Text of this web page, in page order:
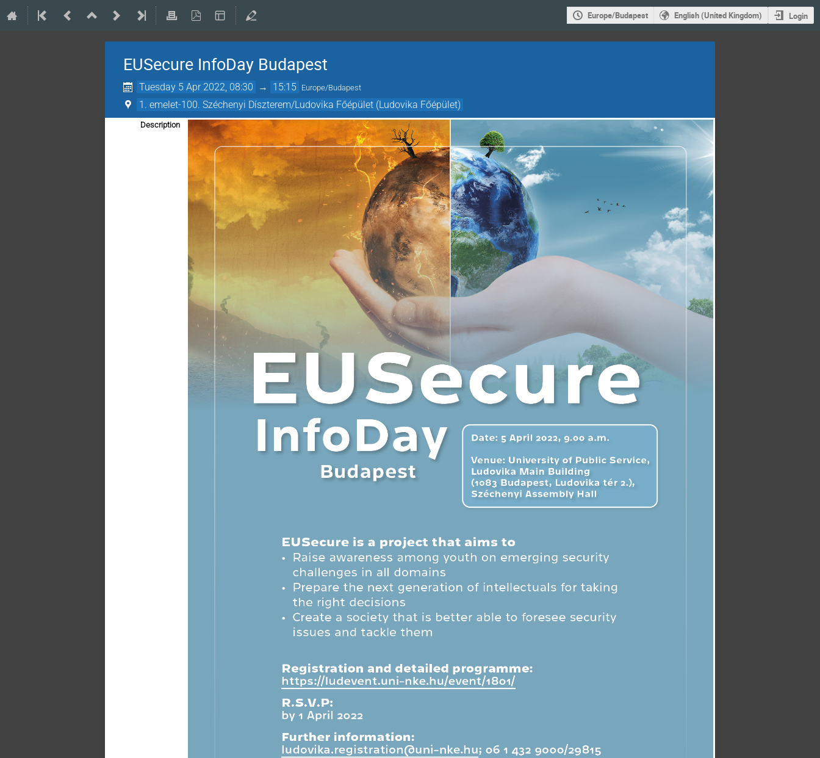
Europe/Budapest English (United Kingdom) Login
EUSecure InfoDay Budapest
Tuesday 5 Apr 2022, 08:30 → 15:15 Europe/Budapest
1. emelet-100. Széchenyi Díszterem/Ludovika Főépület (Ludovika Főépület)
Description